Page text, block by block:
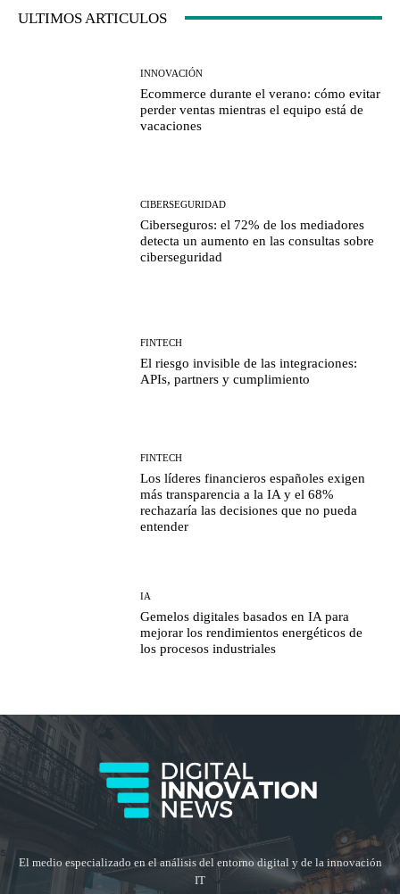
ULTIMOS ARTICULOS
INNOVACIÓN
Ecommerce durante el verano: cómo evitar
perder ventas mientras el equipo está de
vacaciones
CIBERSEGURIDAD
Ciberseguros: el 72% de los mediadores
detecta un aumento en las consultas sobre
ciberseguridad
FINTECH
El riesgo invisible de las integraciones:
APIs, partners y cumplimiento
FINTECH
Los líderes financieros españoles exigen
más transparencia a la IA y el 68%
rechazaría las decisiones que no pueda
entender
IA
Gemelos digitales basados en IA para
mejorar los rendimientos energéticos de
los procesos industriales
El medio especializado en el análisis del entorno digital y de la innovación
IT